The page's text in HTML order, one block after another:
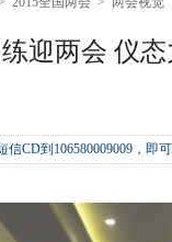
迎两会 仪
信CD到106580009009，即